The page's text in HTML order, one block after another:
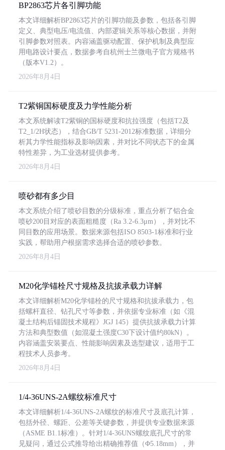
BP2863芯片各引脚功能
本文详细解析BP2863芯片的引脚功能及参数，包括各引脚
定义、典型电压/电流值、内部逻辑关系等核心数据，并附
引脚参数对照表。内容涵盖驱动配置、保护机制及典型应
用电路设计要点，数据参考自杭州士兰微电子官方规格书
（版本V1.2）。
2026年8月4日
T2紫铜国标硬度及力学性能分析
本文系统解读T2紫铜的国标硬度和抗拉强度（包括T2及
T2_1/2H状态），结合GB/T 5231-2012标准数据，详细分
析其力学性能指标及影响因素，并对比不同状态下的金属
特性差异，为工业选材提供参考。
2026年8月4日
喷砂都有多少目
本文系统介绍了喷砂目数的分级标准，重点分析了铝合金
喷砂200目对应的表面粗糙度（Ra 3.2-6.3μm），并对比不
同目数的应用场景。数据来源包括ISO 8503-1标准和行业
实践，帮助用户根据需求选择合适的喷砂参数。
2026年8月4日
M20化学锚栓尺寸规格及抗拔承载力详解
本文详细解析M20化学锚栓的尺寸规格和抗拔承载力，包
括螺杆直径、钻孔尺寸等参数，并依据专业标准（如《混
凝土结构后锚固技术规程》JGJ 145）提供抗拔承载力计算
方法和典型数值（如混凝土强度C30下设计值约80kN）。
内容涵盖安装要点、性能影响因素及选型建议，适用于工
程技术人员参考。
2026年8月4日
1/4-36UNS-2A螺纹标准尺寸
本文详细解析1/4-36UNS-2A螺纹的标准尺寸及底孔计算，
包括外径、螺距、公差等关键参数，并提供专业数据来源
（ASME B1.1标准）。针对1/4-36UNS螺纹底孔尺寸的常
见疑问，通过公式推导给出精确推荐值（Φ5.18mm），并